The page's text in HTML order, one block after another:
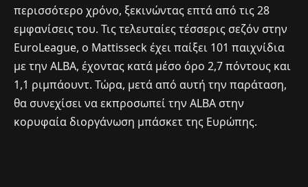
περισσότερο χρόνο, ξεκινώντας επτά από τις 28
εμφανίσεις του. Τις τελευταίες τέσσερις σεζόν στην
EuroLeague, ο Mattisseck έχει παίξει 101 παιχνίδια
με την ALBA, έχοντας κατά μέσο όρο 2,7 πόντους και
1,1 ριμπάουντ. Τώρα, μετά από αυτή την παράταση,
θα συνεχίσει να εκπροσωπεί την ALBA στην
κορυφαία διοργάνωση μπάσκετ της Ευρώπης.